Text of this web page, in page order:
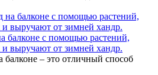
балконе с помощью растений,
выручают от зимней хандр.
балконе – это отличный способ